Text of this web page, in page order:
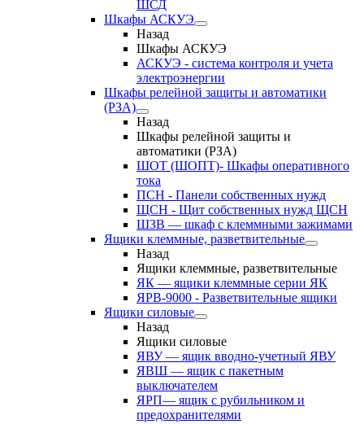
ШСД
Шкафы АСКУЭ
Назад
Шкафы АСКУЭ
АСКУЭ - система контроля и учета
электроэнергии
Шкафы релейной защиты и автоматики
(РЗА)
Назад
Шкафы релейной защиты и
автоматики (РЗА)
ШОТ (ШОПТ)- Шкафы оперативного
тока
ПСН - Панели собственных нужд
ЩСН - Щит собственных нужд ЩСН
ШЗВ — шкаф с клеммными зажимами
Ящики клеммные, разветвительные
Назад
Ящики клеммные, разветвительные
ЯК — ящики клеммные серии ЯК
ЯРВ-9000 - Разветвительные ящики
Ящики силовые
Назад
Ящики силовые
ЯВУ — ящик вводно-учетный ЯВУ
ЯВШ — ящик с пакетным
выключателем
ЯРП— ящик с рубильником и
предохранителями